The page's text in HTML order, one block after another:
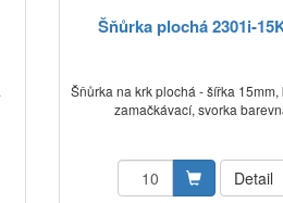
Šňůrka plochá 2301i-
Šňůrka na krk plochá - šířka 15mm,
zamačkávací, svorka
Detail